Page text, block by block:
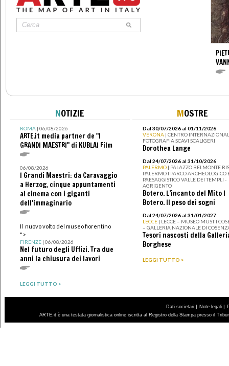
NOTIZIE
ROMA| 06/08/2026
ARTE.it media partner de "I
GRANDI MAESTRI" di KUBLAI Film
06/08/2026
I Grandi Maestri: da Caravaggio
a Herzog, cinque appuntamenti
al cinema con i giganti
dell'immaginario
Il nuovo volto del museo fiorentino
">
FIRENZE| 06/08/2026
Nel futuro degli Uffizi. Tra due
anni la chiusura dei lavori
LEGGI TUTTO >
MOSTRE
Dal 30/07/2026 al 01/11/2026
VERONA | CENTRO
FOTOGRAFIA SCAVI SCALIGERI
Dorothea Lange
Dal 24/07/2026 al 31/10/2026
PALERMO | PALAZZO BELMONTE
PALERMO I PARCO ARCHEOLOGICO
PAESAGGISTICO VALLE DEI TEMPLI -
AGRIGENTO
Botero. L’incanto del Mito I
Botero. Il peso dei sogni
Dal 24/07/2026 al 31/01/2027
LECCE | LECCE – MUSEO MUST I
– GALLERIA NAZIONALE DI
Tesori nascosti della
Borghese
LEGGI TUTTO >
Dati societari | Note legali |
ARTE.it è una testata giornalistica online iscritta al Registro della Stampa presso il